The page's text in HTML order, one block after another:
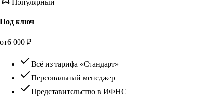
Популярный
Под ключ
от6 000 ₽
Всё из тарифа «Стандарт»
Персональный менеджер
Представительство в ИФНС